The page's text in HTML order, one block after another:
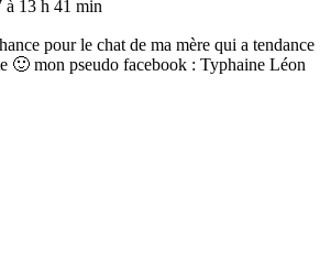
à 13 h 41 min
pour le chat de ma mère qui a tendance
🙂 mon pseudo facebook : Typhaine Léon